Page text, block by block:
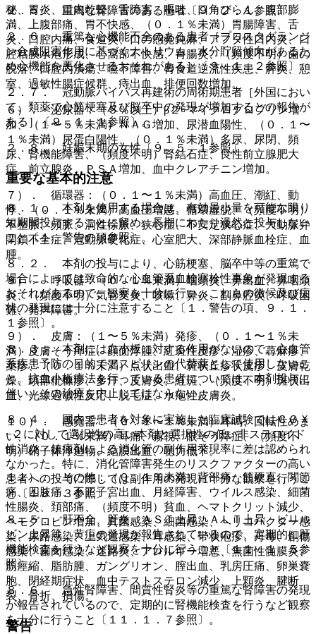
２．５． 重篤な腎障害のある患者〔９．２．１参照〕。
２．６． 重篤な心機能不全のある患者［プロスタグランジ
ン合成阻害作用に基づくナトリウム・水分貯留傾向があるた
め心機能を悪化させるおそれがある］〔９．１．２参照〕。
２．７． 冠動脈バイパス再建術の周術期患者［外国におい
て、類薬で心筋梗塞及び脳卒中の発現が増加するとの報告が
ある］〔９．１．１参照〕。
２．８． 妊娠末期の女性〔９．５．１参照〕。
重要な基本的注意
８．１． 本剤を使用する場合は、有効最小量を可能な限り
短期間投与することに留め、長期にわたり漫然と投与しない
こと〔１．警告の項参照〕。
８．２． 本剤の投与により、心筋梗塞、脳卒中等の重篤で
場合によっては致命的な心血管系血栓塞栓性事象が発現する
おそれがあるので、観察を十分に行い、これらの徴候及び症
状の発現には十分に注意すること〔１．警告の項、９．１．
１参照〕。
８．３． 本剤には血小板に対する作用がないので、心血管
系疾患予防の目的でアスピリンの代替薬として使用しないこ
と。抗血小板療法を行っている患者については、本剤投与に
伴い、その治療を中止してはならない。
８．４． 国内で患者を対象に実施した臨床試験ではＣＯＸ
−２に対して選択性の高い本剤と選択性の低い非ステロイド
性消炎・鎮痛剤による消化管の副作用発現率に差は認められ
なかった。特に、消化管障害発生のリスクファクターの高い
患者への投与に際しては副作用の発現に十分な観察を行うこ
と〔１８．３参照〕。
８．５． 肝不全、肝炎、ＡＳＴ上昇、ＡＬＴ上昇、ビリル
ビン上昇等、黄疸の発現が報告されているので、定期的に肝
機能検査を行うなど観察を十分に行うこと〔１１．１．５参
照〕。
８．６． 急性腎障害、間質性腎炎等の重篤な腎障害の発現
が報告されているので、定期的に腎機能検査を行うなど観察
を十分に行うこと〔１１．１．７参照〕。
秘、胃炎、口内乾燥、舌障害、嘔吐、口角びらん、腹部膨
満、上腹部痛、胃不快感、（０．１％未満）胃腸障害、舌
炎、口腔内痛、食道炎、口の感覚鈍麻、アフタ性口内炎、口
腔粘膜水疱形成、心窩部不快感、胃腸炎、（頻度不明）歯の
脱落、口腔内潰瘍、嚥下障害、胃食道逆流性疾患、膵炎、憩
室、過敏性腸症候群、痔出血、排便回数増加。
６）． 泌尿器：（５％以上）β２−マイクログロブリン増
加、（１〜５％未満）ＮＡＧ増加、尿潜血陽性、（０．１〜
１％未満）尿蛋白陽性、（０．１％未満）多尿、尿閉、頻
尿、腎機能障害、（頻度不明）腎結石症、良性前立腺肥大
症、前立腺炎、ＰＳＡ増加、血中クレアチニン増加。
７）． 循環器：（０．１〜１％未満）高血圧、潮紅、動
悸、（０．１％未満）高血圧増悪、循環虚脱、（頻度不明）
不整脈、頻脈、洞性徐脈、狭心症、不安定狭心症、大動脈弁
閉鎖不全症、冠動脈硬化症、心室肥大、深部静脈血栓症、血
腫。
８）． 呼吸器：（０．１％未満）咽頭炎、鼻出血、鼻咽頭
炎、（頻度不明）気管支炎、咳嗽、鼻炎、副鼻腔炎、呼吸困
難、発声障害。
９）． 皮膚：（１〜５％未満）発疹、（０．１〜１％未
満）皮膚そう痒症、顔面浮腫、紅斑性皮疹、湿疹、蕁麻疹、
薬疹、（０．１％未満）点状出血、斑状丘疹状皮疹、皮膚乾
燥、頭部粃糠疹、多汗、皮膚炎、紅斑、（頻度不明）斑状出
血、光線過敏性反応、脱毛症、水疱性皮膚炎。
１０）． 感覚器：（０．１〜１％未満）耳鳴、回転性めま
い、（０．１％未満）耳痛、霧視、眼そう痒症、（頻度不
明）硝子体浮遊物、結膜出血、聴力低下。
１１）． その他：（０．１％未満）背部痛、筋硬直、関節
痛、四肢痛、不正子宮出血、月経障害、ウイルス感染、細菌
性腸炎、頚部痛、（頻度不明）貧血、ヘマトクリット減少、
ヘモグロビン増加、真菌感染、細菌感染、ヘリコバクター感
染、尿路感染、上気道感染、耳感染、帯状疱疹、丹毒、創傷
感染、歯肉感染、迷路炎、アレルギー増悪、無菌性髄膜炎、
筋痙縮、脂肪腫、ガングリオン、膣出血、乳房圧痛、卵巣嚢
胞、閉経期症状、血中テストステロン減少、上顆炎、腱断
裂、骨折、損傷。
警告